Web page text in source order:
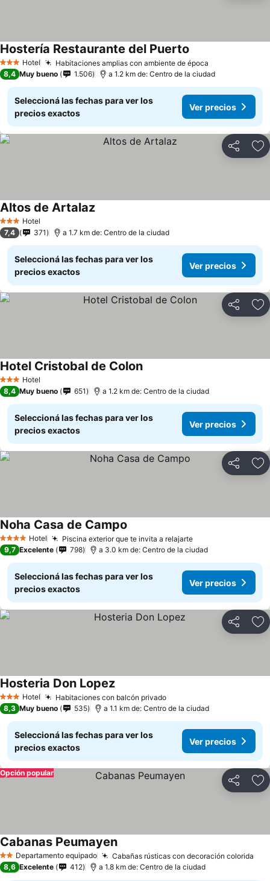
3 Estrellas
Hotel Habitaciones amplias con ambiente de época
Hostería Restaurante del Puerto
8,4 Muy bueno 1.506 a 1.2 km de: Centro de la ciudad
Seleccioná las fechas para ver los
precios exactos
Ver precios
Compartir
3 Estrellas
Hotel
Altos de ArtalazVer precios
7,4 371 a 1.7 km de: Centro de la ciudad
Seleccioná las fechas para ver los
precios exactos
Ver precios
Compartir
3 Estrellas
Hotel
Hotel Cristobal de ColonVer precios
8,4 Muy bueno 651 a 1.2 km de: Centro de la ciudad
Seleccioná las fechas para ver los
precios exactos
Ver precios
Compartir
4 EstrellasHotel Piscina exterior que te invita a relajarteVer precios
Noha Casa de Campo
9,7 Excelente 798 a 3.0 km de: Centro de la ciudad
Seleccioná las fechas para ver los
precios exactos
Ver precios
Compartir
3 Estrellas
Hotel Habitaciones con balcón privadoVer precios
Hosteria Don LopezVer precios
8,3 Muy bueno 535 a 1.1 km de: Centro de la ciudad
Seleccioná las fechas para ver los
precios exactos
Ver precios
Compartir
Opción popular
2 EstrellasDepartamento equipado Cabañas rústicas con decoración colorida
Cabanas PeumayenVer precios
8,6 Excelente 412 a 1.8 km de: Centro de la ciudad